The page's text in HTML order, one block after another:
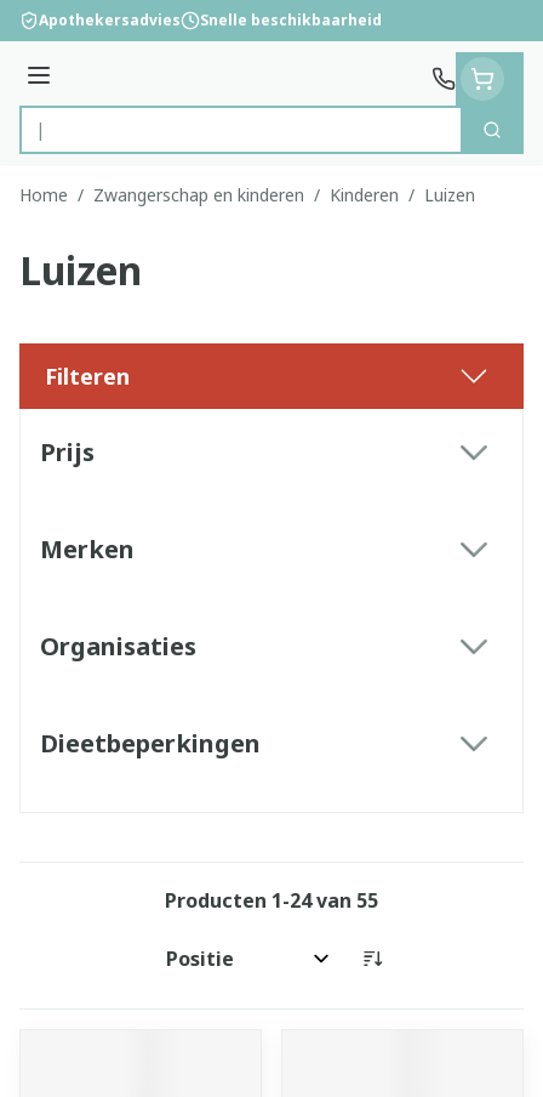
Ga naar de inhoud
Apothekersadvies Snelle beschikbaarheid
Menu
Product, merk, categorie...
Zoek
Home / Zwangerschap en kinderen / Kinderen / Luizen
Luizen
Filteren
Prijs
Merken
Organisaties
Dieetbeperkingen
Producten 1-24van 55
Sorteer op: